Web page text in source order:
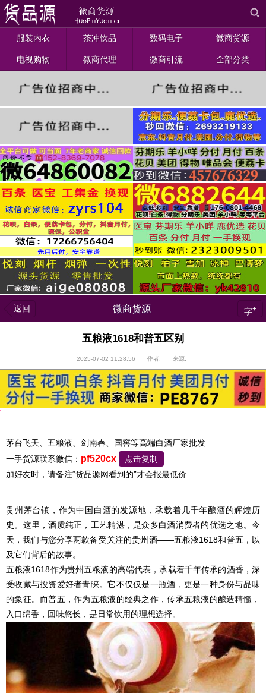
服装内衣 茶冲饮品 数码电子 微商货源
电视购物 微商代理 微商引流 全部分类
返回 微商货源 字+
五粮液1618和普五区别
2025-07-02 11:28:56 作者: 来源:
茅台飞天、五粮液、剑南春、国窖等高端白酒厂家批发
一手货源联系微信： pf520cx
点击复制
加好友时，请备注“货品源网看到的”才会报最低价
贵州茅台镇，作为中国白酒的发源地，承载着几千年酿酒的辉煌历
史。这里，酒质纯正，工艺精湛，是众多白酒消费者的优选之地。今
天，我们与您分享两款备受关注的贵州酒——五粮液1618和普五，以
及它们背后的故事。
五粮液1618作为贵州五粮液的高端代表，承载着千年传承的酒香，深
受收藏与投资爱好者青睐。它不仅仅是一瓶酒，更是一种身份与品味
的象征。而普五，作为五粮液的经典之作，传承五粮液的酿造精髓，
入口绵香，回味悠长，是日常饮用的理想选择。